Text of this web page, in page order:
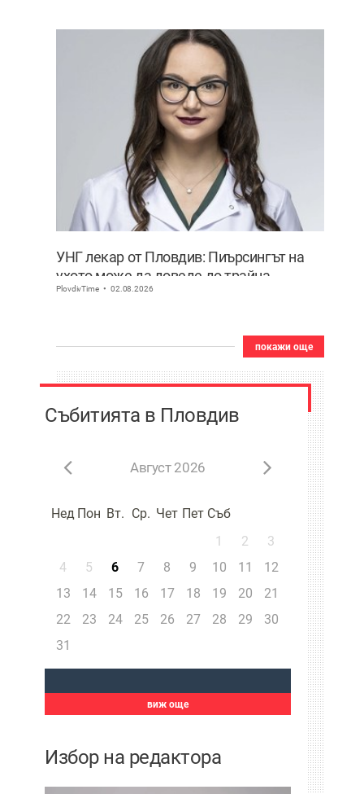
УНГ лекар от Пловдив: Пиърсингът на
ухото може да доведе до трайна
деформация
PlovdivTime 02.08.2026
покажи още
Събитията в Пловдив
Август 2026
Нед Пон Вт. Ср. Чет Пет Съб
1
2
3
4
5 6 7 8 9 10 11
12
13
14 15 16 17 18 19 20
21
22
23 24 25 26 27 28 29
30
31
виж още
Избор на редактора